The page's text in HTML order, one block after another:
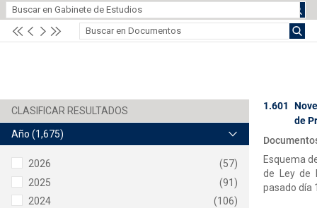
Año (1,675)
2026
(57)
2025
(91)
2024
(106)
1.601
de
Esquema
de Ley de
pasado día